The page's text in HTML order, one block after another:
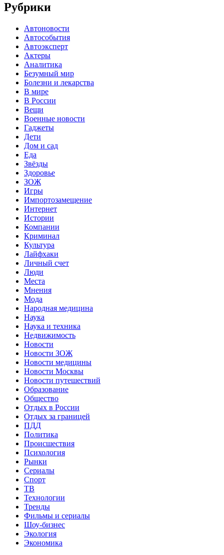
Рубрики
Автоновости
Автособытия
Автоэксперт
Актеры
Аналитика
Безумный мир
Болезни и лекарства
В мире
В России
Вещи
Военные новости
Гаджеты
Дети
Дом и сад
Еда
Звёзды
Здоровье
ЗОЖ
Игры
Импортозамещение
Интернет
Истории
Компании
Криминал
Культура
Лайфхаки
Личный счет
Люди
Места
Мнения
Мода
Народная медицина
Наука
Наука и техника
Недвижимость
Новости
Новости ЗОЖ
Новости медицины
Новости Москвы
Новости путешествий
Образование
Общество
Отдых в России
Отдых за границей
ПДД
Политика
Происшествия
Психология
Рынки
Сериалы
Спорт
ТВ
Технологии
Тренды
Фильмы и сериалы
Шоу-бизнес
Экология
Экономика